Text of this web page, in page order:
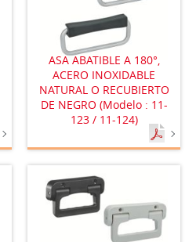
ASA ABATIBLE A 180°,
ACERO INOXIDABLE
NATURAL O RECUBIERTO
DE NEGRO (Modelo : 11-
123 / 11-124)